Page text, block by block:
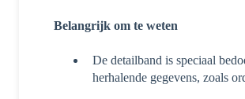
Belangrijk om te weten
De detailband is speciaal
herhalende gegevens, zoals